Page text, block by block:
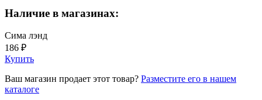
Наличие в магазинах:
Сима лэнд
186 ₽
Купить
Ваш магазин продает этот товар? Разместите его в нашем
каталоге